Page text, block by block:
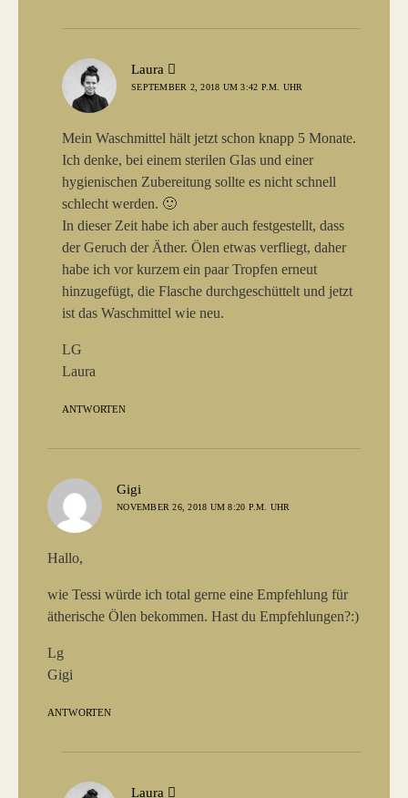
Laura
SEPTEMBER 2, 2018 UM 3:42 P.M. UHR
Mein Waschmittel hält jetzt schon knapp 5 Monate.
Ich denke, bei einem sterilen Glas und einer
hygienischen Zubereitung sollte es nicht schnell
schlecht werden. 🙂
In dieser Zeit habe ich aber auch festgestellt, dass
der Geruch der Äther. Ölen etwas verfliegt, daher
habe ich vor kurzem ein paar Tropfen erneut
hinzugefügt, die Flasche durchgeschüttelt und jetzt
ist das Waschmittel wie neu.
LG
Laura
ANTWORTEN
Gigi
NOVEMBER 26, 2018 UM 8:20 P.M. UHR
Hallo,
wie Tessi würde ich total gerne eine Empfehlung für
ätherische Ölen bekommen. Hast du Empfehlungen?:)
Lg
Gigi
ANTWORTEN
Laura